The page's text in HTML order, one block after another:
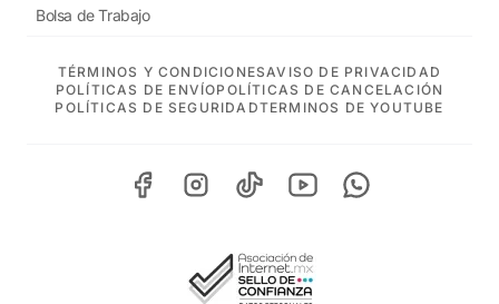
Bolsa de Trabajo
TÉRMINOS Y CONDICIONESAVISO DE PRIVACIDAD
POLÍTICAS DE ENVÍOPOLÍTICAS DE CANCELACIÓN
POLÍTICAS DE SEGURIDADTERMINOS DE YOUTUBE